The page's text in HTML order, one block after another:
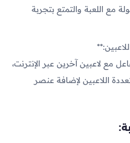
مع اللعبة والتمتع بتجربة
مع لاعبين آخرين عبر الإنترنت،
اللاعبين لإضافة عنصر